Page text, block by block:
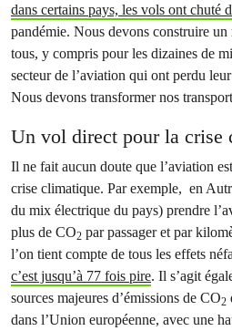
dans certains pays, les vols ont chuté
pandémie. Nous devons construire
tous, y compris pour les dizaines de
secteur de l’aviation qui ont perdu
Nous devons transformer nos
Un vol direct pour la crise
Il ne fait aucun doute que l’aviation
crise climatique. Par exemple, en
du mix électrique du pays) prendre
plus de CO2 par passager et par
l’on tient compte de tous les effets
c’est jusqu’à 77 fois pire. Il s’agit
sources majeures d’émissions de CO2
dans l’Union européenne, avec une